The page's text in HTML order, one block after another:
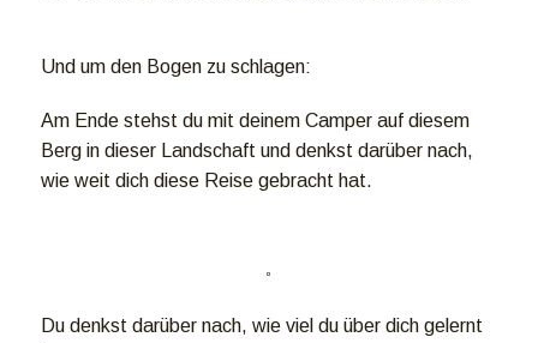
Und um den Bogen zu schlagen:
Am Ende stehst du mit deinem Camper auf diesem
Berg in dieser Landschaft und denkst darüber nach,
wie weit dich diese Reise gebracht hat.
Du denkst darüber nach, wie viel du über dich gelernt